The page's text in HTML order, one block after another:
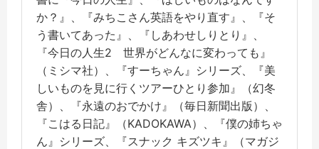
か？』、『みちこさん英語をやり直す』、『そ
う書いてあった』、『しあわせしりとり』、
『今日の人生2 世界がどんなに変わっても』
（ミシマ社）、『すーちゃん』シリーズ、『美
しいものを見に行くツアーひとり参加』（幻冬
舎）、『永遠のおでかけ』（毎日新聞出版）、
『こはる日記』（KADOKAWA）、『僕の姉ちゃ
ん』シリーズ、『スナック キズツキ』（マガジ